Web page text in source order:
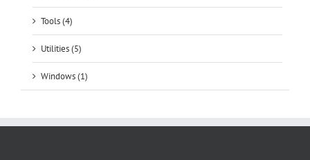
Tools (4)
Utilities (5)
Windows (1)